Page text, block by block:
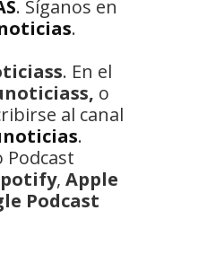
. Síganos en
.
. En el
o
al canal
.
Podcast
, Apple
Podcast